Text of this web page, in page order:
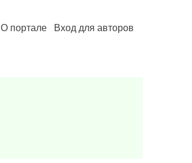
О портале Вход для авторов